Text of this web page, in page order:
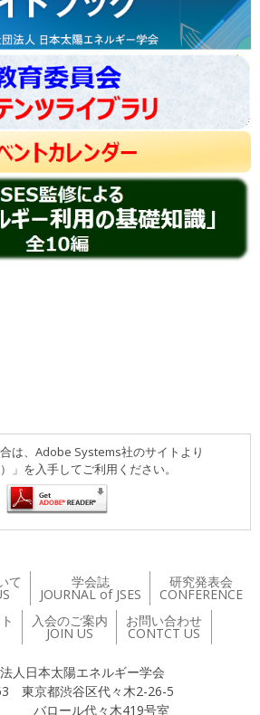
は、Adobe Systems社のサイトより
」を入手してご利用ください。
て 学会誌
JOURNAL of JSES
研究発表会
CONFERENCE
入会のご案内
JOIN US
お問い合わせ
CONTCT US
人日本太陽エネルギー学会
東京都渋谷区代々木2-26-5
ル代々木419号室